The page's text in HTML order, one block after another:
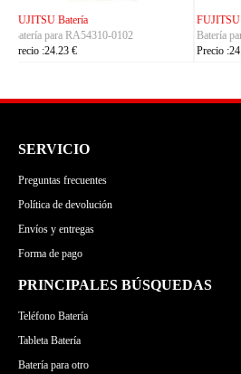
KYOCERA Batería
Batería para 5AAXBT155
Precio :24.23 €
ACE
Precio
SERVICIO
Preguntas frecuentes
Política de devolución
Envíos y entregas
Forma de pago
PRINCIPALES BÚSQUEDAS
Teléfono Batería
Tableta Batería
Batería para otro